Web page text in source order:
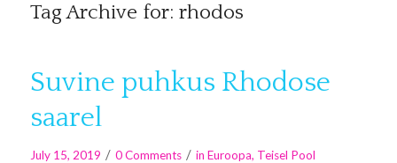
Tag Archive for: rhodos
Suvine puhkus Rhodose
saarel
July 15, 2019 / 0 Comments / in Euroopa, Teisel Pool